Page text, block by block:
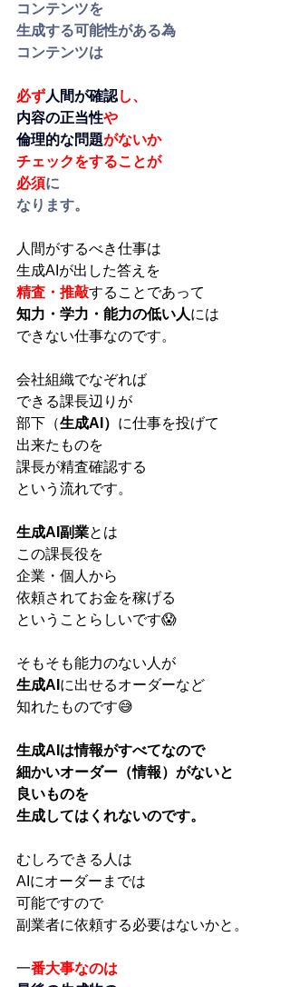
コンテンツを
生成する可能性がある為
﻿コンテンツは
必ず人間が確認し、
内容の正当性や
倫理的な問題がないか
チェックをすることが
必須に
なります。﻿
人間がするべき仕事は
生成AIが出した答えを
精査・推敲することであって
知力・学力・能力の低い人には
できない仕事なのです。
会社組織でなぞれば
できる課長辺りが
部下（生成AI） に仕事を投げて
出来たものを
課長が精査確認する
という流れです。
生成AI副業とは
この課長役を
企業・個人から
依頼されてお金を稼げる
ということらしいです😱
そもそも能力のない人が
生成AI に出せるオーダーなど
知れたものです😅
生成AIは情報がすべてなので
細かいオーダー（情報）がないと
良いものを
生成してはくれないのです。
むしろできる人は
AIにオーダーまでは
可能ですので
副業者に依頼する必要はないかと。
一番大事なのは